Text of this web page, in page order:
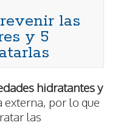
las
y 5
hidratantes y
por lo que
las